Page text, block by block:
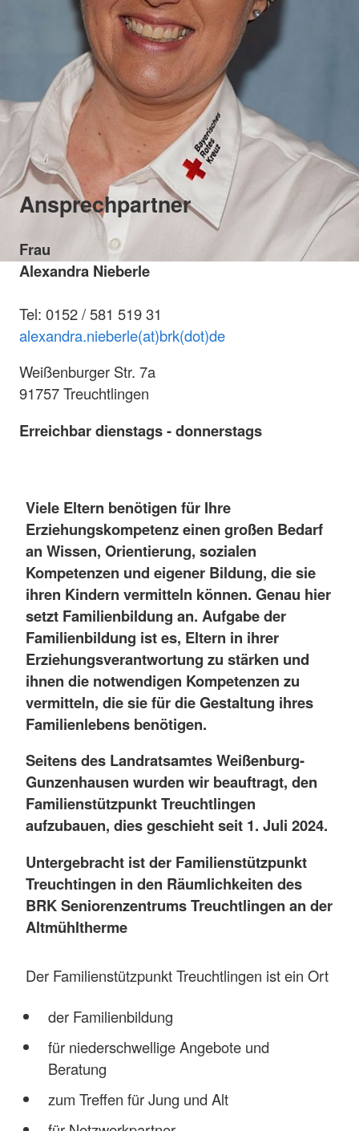
Ansprechpartner
Frau
Alexandra Nieberle
Tel: 0152 / 581 519 31
alexandra.nieberle(at)brk(dot)de
Weißenburger Str. 7a
91757 Treuchtlingen
Erreichbar dienstags - donnerstags
Viele Eltern benötigen für Ihre
Erziehungskompetenz einen großen Bedarf
an Wissen, Orientierung, sozialen
Kompetenzen und eigener Bildung, die sie
ihren Kindern vermitteln können. Genau hier
setzt Familienbildung an. Aufgabe der
Familienbildung ist es, Eltern in ihrer
Erziehungsverantwortung zu stärken und
ihnen die notwendigen Kompetenzen zu
vermitteln, die sie für die Gestaltung ihres
Familienlebens benötigen.
Seitens des Landratsamtes Weißenburg-
Gunzenhausen wurden wir beauftragt, den
Familienstützpunkt Treuchtlingen
aufzubauen, dies geschieht seit 1. Juli 2024.
Untergebracht ist der Familienstützpunkt
Treuchtingen in den Räumlichkeiten des
BRK Seniorenzentrums Treuchtlingen an der
Altmühltherme
Der Familienstützpunkt Treuchtlingen ist ein Ort
der Familienbildung
für niederschwellige Angebote und
Beratung
zum Treffen für Jung und Alt